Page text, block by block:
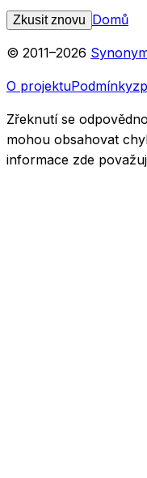
Zkusit znovu Domů
© 2011–2026
O projektuPodmínky
Zřeknutí se
mohou obsahovat
informace zde